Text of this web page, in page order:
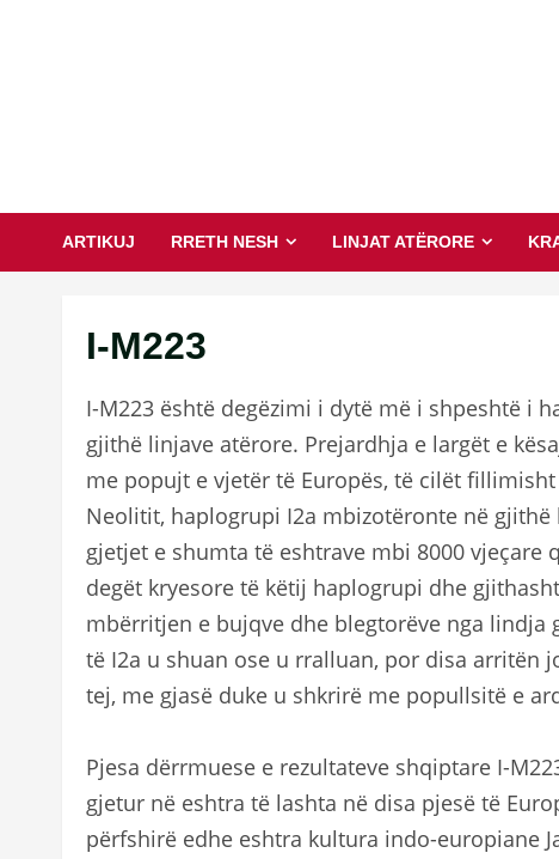
ARTIKUJ RRETH NESH LINJAT ATËRORE
I-M223
I-M223 është degëzimi i dytë më i shpeshtë i
gjithë linjave atërore. Prejardhja e largët e
me popujt e vjetër të Europës, të cilët
Neolitit, haplogrupi I2a mbizotëronte në
gjetjet e shumta të eshtrave mbi 8000 vjeçare
degët kryesore të këtij haplogrupi dhe
mbërritjen e bujqve dhe blegtorëve nga lindja
të I2a u shuan ose u rralluan, por disa arritën
tej, me gjasë duke u shkrirë me popullsitë e
Pjesa dërrmuese e rezultateve shqiptare I-
gjetur në eshtra të lashta në disa pjesë të
përfshirë edhe eshtra kultura indo-europiane